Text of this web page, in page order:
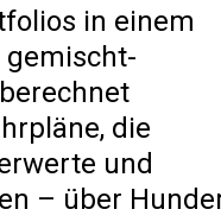
in einem
die
und
– über